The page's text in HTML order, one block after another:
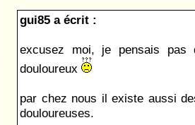
gui85 a écrit :
excusez moi, je pensais pas
douloureux
par chez nous il existe aussi
douloureuses.